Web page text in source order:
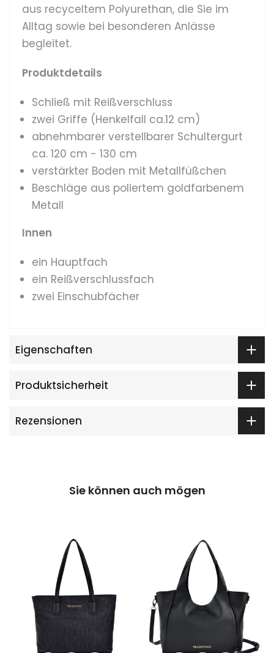
aus recyceltem Polyurethan, die Sie im
Alltag sowie bei besonderen Anlässe
begleitet.
Produktdetails
Schließ mit Reißverschluss
zwei Griffe (Henkelfall ca.12 cm)
abnehmbarer verstellbarer Schultergurt
ca. 120 cm - 130 cm
verstärkter Boden mit Metallfüßchen
Beschläge aus poliertem goldfarbenem
Metall
Innen
ein Hauptfach
ein Reißverschlussfach
zwei Einschubfächer
Eigenschaften
Produktsicherheit
Rezensionen
Sie können auch mögen